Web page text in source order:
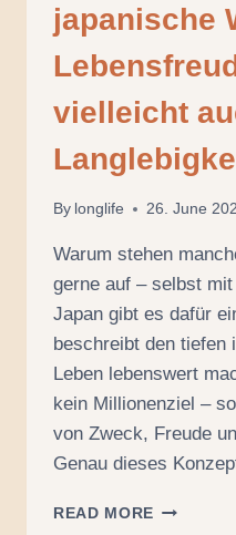
japanische
vielleicht
By longlife 26. June
Warum stehen
gerne auf – selbst
Japan gibt es dafür
beschreibt den tiefen
Leben lebenswert
kein Millionenziel –
von Zweck, Freude
Genau dieses
READ MORE WAS